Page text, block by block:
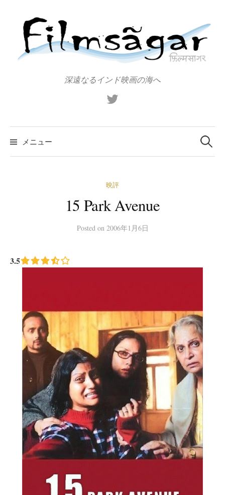
プ
深遠なるインド映画の海へ
メニュー
検
索:
映評
15 Park Avenue
Posted on 2006年1月6日
3.5